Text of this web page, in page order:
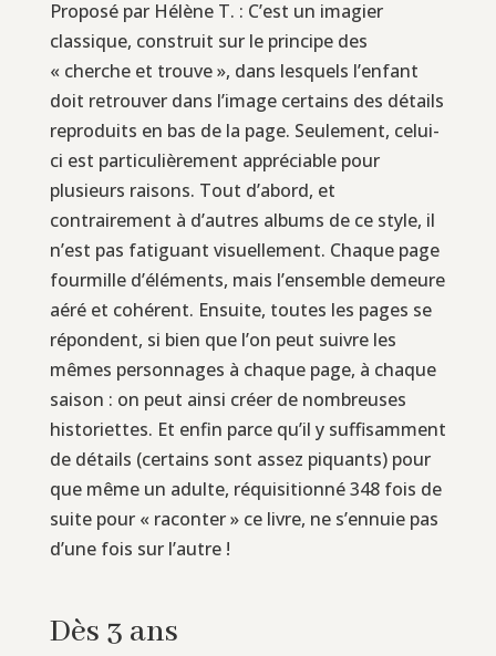
Proposé par Hélène T. : C’est un imagier
classique, construit sur le principe des
« cherche et trouve », dans lesquels l’enfant
doit retrouver dans l’image certains des détails
reproduits en bas de la page. Seulement, celui-
ci est particulièrement appréciable pour
plusieurs raisons. Tout d’abord, et
contrairement à d’autres albums de ce style, il
n’est pas fatiguant visuellement. Chaque page
fourmille d’éléments, mais l’ensemble demeure
aéré et cohérent. Ensuite, toutes les pages se
répondent, si bien que l’on peut suivre les
mêmes personnages à chaque page, à chaque
saison : on peut ainsi créer de nombreuses
historiettes. Et enfin parce qu’il y suffisamment
de détails (certains sont assez piquants) pour
que même un adulte, réquisitionné 348 fois de
suite pour « raconter » ce livre, ne s’ennuie pas
d’une fois sur l’autre !
Dès 3 ans